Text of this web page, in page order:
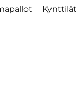
Kynttilät